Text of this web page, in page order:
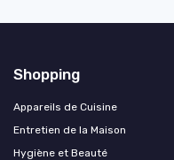
Shopping
Appareils de Cuisine
Entretien de la Maison
Hygiène et Beauté